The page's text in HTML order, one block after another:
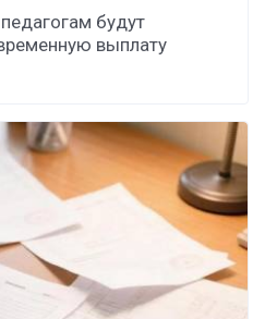
будут
выплату